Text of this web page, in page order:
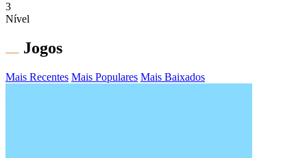
3
Nível
Jogos
Mais Recentes Mais Populares Mais Baixados